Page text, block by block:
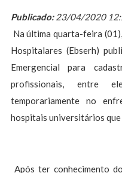
Publicado:23/04/2020
Na última quarta-feira
Hospitalares (Ebserh)
Emergencial para
profissionais, entre
temporariamente no
hospitais universitários que
Após ter conhecimento